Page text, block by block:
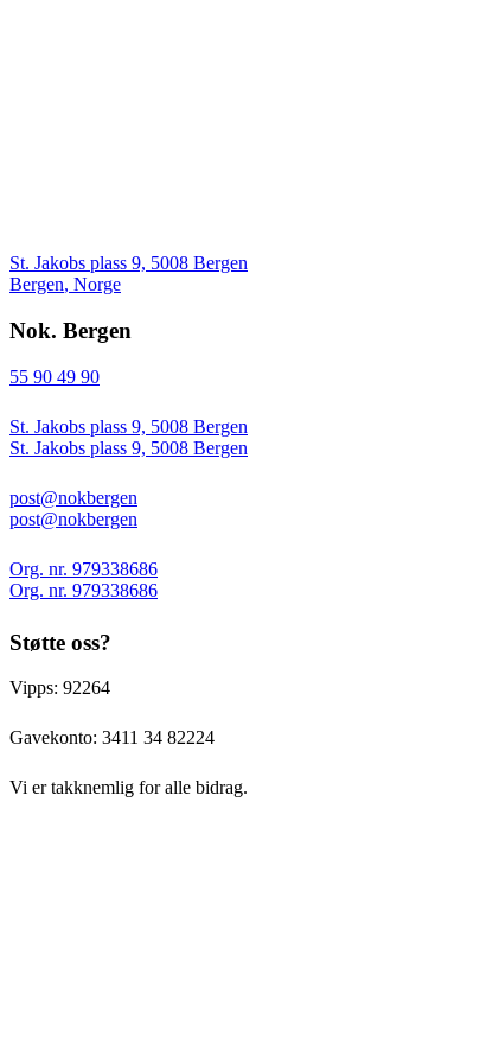
St. Jakobs plass 9, 5008 Bergen
Bergen, Norge
Nok. Bergen
55 90 49 90
St. Jakobs plass 9, 5008 Bergen
St. Jakobs plass 9, 5008 Bergen
post@nokbergen
post@nokbergen
Org. nr. 979338686
Org. nr. 979338686
Støtte oss?
Vipps: 92264
Gavekonto: 3411 34 82224
Vi er takknemlig for alle bidrag.